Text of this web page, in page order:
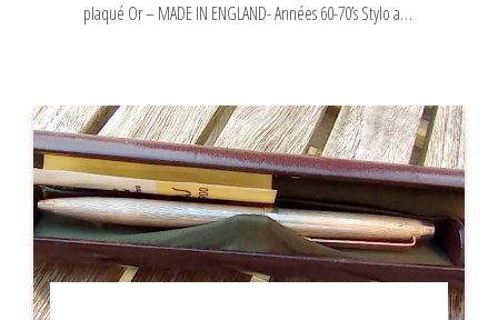
plaqué Or – MADE IN ENGLAND- Années 60-70’s Stylo a…